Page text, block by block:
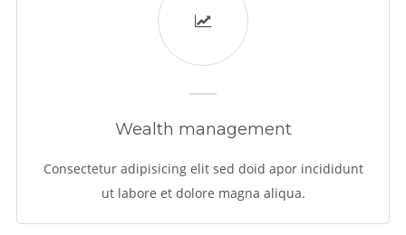
Wealth management
Consectetur adipisicing elit sed doid apor incididunt
ut labore et dolore magna aliqua.